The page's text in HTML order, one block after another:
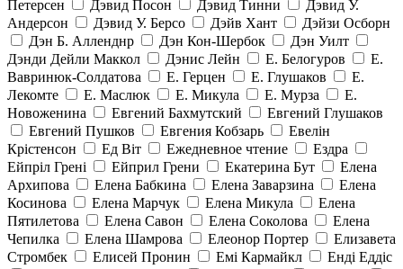
Петерсен
Дэвид Посон Дэвид Тинни
Дэвид У.
Андерсон
Дэвид У. Берсо Дэйв Хант
Дэйзи Осборн
Дэн Б. Алленднр
Дэн Кон-Шербок
Дэн Уилт
Дэнди Дейли Маккол
Дэнис Лейн Е. Белогуров
Е.
Вавринюк-Солдатова
Е. Герцен Е. Глушаков
Е.
Лекомте
Е. Маслюк Е. Микула Е. Мурза
Е.
Новоженина
Евгений Бахмутский
Евгений Глушаков
Евгений Пушков
Евгения Кобзарь
Евелін
Крістенсон
Ед Віт Ежедневное чтение
Ездра
Ейпріл Грені
Ейприл Грени Екатерина Бут
Елена
Архипова
Елена Бабкина Елена Заварзина
Елена
Косинова
Елена Марчук Елена Микула
Елена
Пятилетова
Елена Савон Елена Соколова
Елена
Чепилка
Елена Шамрова Елеонор Портер
Елизавета
Стромбек
Елисей Пронин Емі Кармайкл
Ендi Еддiс